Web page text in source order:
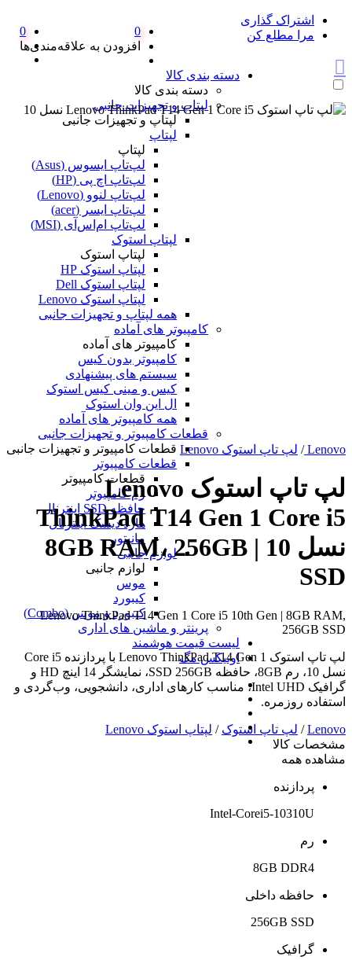
اشتراک گذاری
مرا مطلع کن
0
افزودن به علاقه‌مندی‌ها
0
دسته بندی کالا
دسته بندی کالا
لپتاپ و تجهیزات جانبی
لپتاپ و تجهیزات جانبی
لپتاپ
لپتاپ
لپ‌تاپ ایسوس (Asus)
لپ‌تاپ اچ پی (HP)
لپ‌تاپ لنوو (Lenovo)
لپ‌تاپ ایسر (acer)
لپ‌تاپ ام‌اس‌آی (MSI)
لپتاپ استوک
لپتاپ استوک
لپتاپ استوک HP
لپتاپ استوک Dell
لپتاپ استوک Lenovo
همه لپتاپ و تجهیزات جانبی
کامپیوتر های آماده
کامپیوتر های آماده
کامپیوتر بدون کیس
سیستم های پیشنهادی
کیس و مینی کیس استوک
ال این وان استوک
همه کامپیوتر های آماده
قطعات کامپیوتر و تجهیزات جانبی
قطعات کامپیوتر و تجهیزات جانبی
قطعات کامپیوتر
قطعات کامپیوتر
رم کامپیوتر
حافظه SSD اینترنال
هارد دیسک اینترنال
مانیتور
لوازم جانبی
لوازم جانبی
موس
کیبورد
کیبورد و موس (Combo)
پرینتر و ماشین های اداری
لیست قیمت هوشمند
اونیکس مگ
Lenovo
/ لپ تاپ استوک Lenovo
لپ تاپ استوک Lenovo
ThinkPad T14 Gen 1 Core i5
نسل 10 | 8GB RAM، 256GB
SSD
Lenovo ThinkPad T14 Gen 1 Core i5 10th Gen | 8GB RAM,
256GB SSD
لپ تاپ استوک Lenovo ThinkPad T14 Gen 1 با پردازنده Core i5
نسل 10، رم 8GB، حافظه SSD 256GB، نمایشگر 14 اینچ HD و
گرافیک Intel UHD، مناسب کارهای اداری، دانشجویی، وب‌گردی و
استفاده روزمره.
Lenovo
/ لپ تاپ استوک / لپتاپ استوک Lenovo
مشخصات کالا
مشاهده همه
پردازنده
Intel-Corei5-10310U
رم
8GB DDR4
حافظه داخلی
256GB SSD
گرافیک